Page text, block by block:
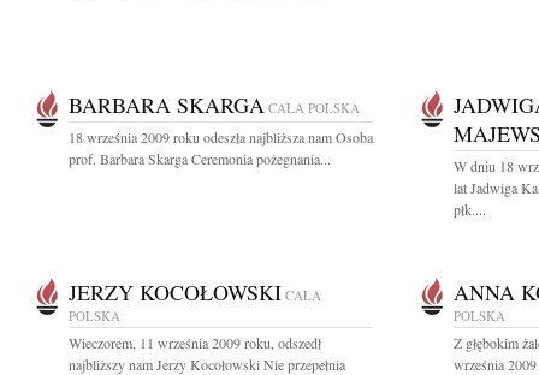
BARBARA SKARGA CAŁA POLSKA
18 września 2009 roku odeszła najbliższa nam Osoba
prof. Barbara Skarga Ceremonia pożegnania...
W dniu 18
lat Jadwiga
płk....
JERZY KOCOŁOWSKI CAŁA
POLSKA
Wieczorem, 11 września 2009 roku, odszedł
najbliższy nam Jerzy Kocołowski Nie przepełnia
ANNA
POLSKA
Z głębokim
września